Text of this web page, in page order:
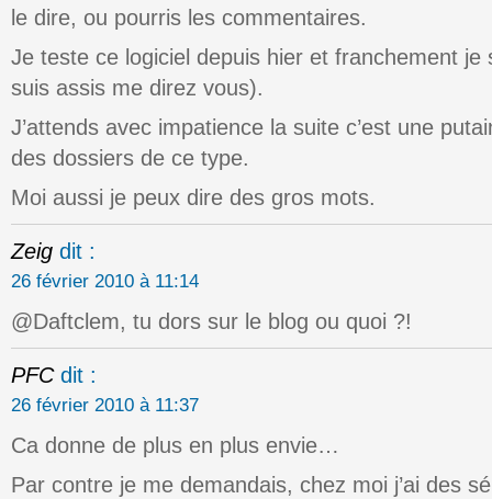
le dire, ou pourris les commentaires.
Je teste ce logiciel depuis hier et franchement je
suis assis me direz vous).
J’attends avec impatience la suite c’est une
des dossiers de ce type.
Moi aussi je peux dire des gros mots.
Zeig dit :
26 février 2010 à 11:14
@Daftclem, tu dors sur le blog ou quoi ?!
PFC dit :
26 février 2010 à 11:37
Ca donne de plus en plus envie…
Par contre je me demandais, chez moi j’ai des